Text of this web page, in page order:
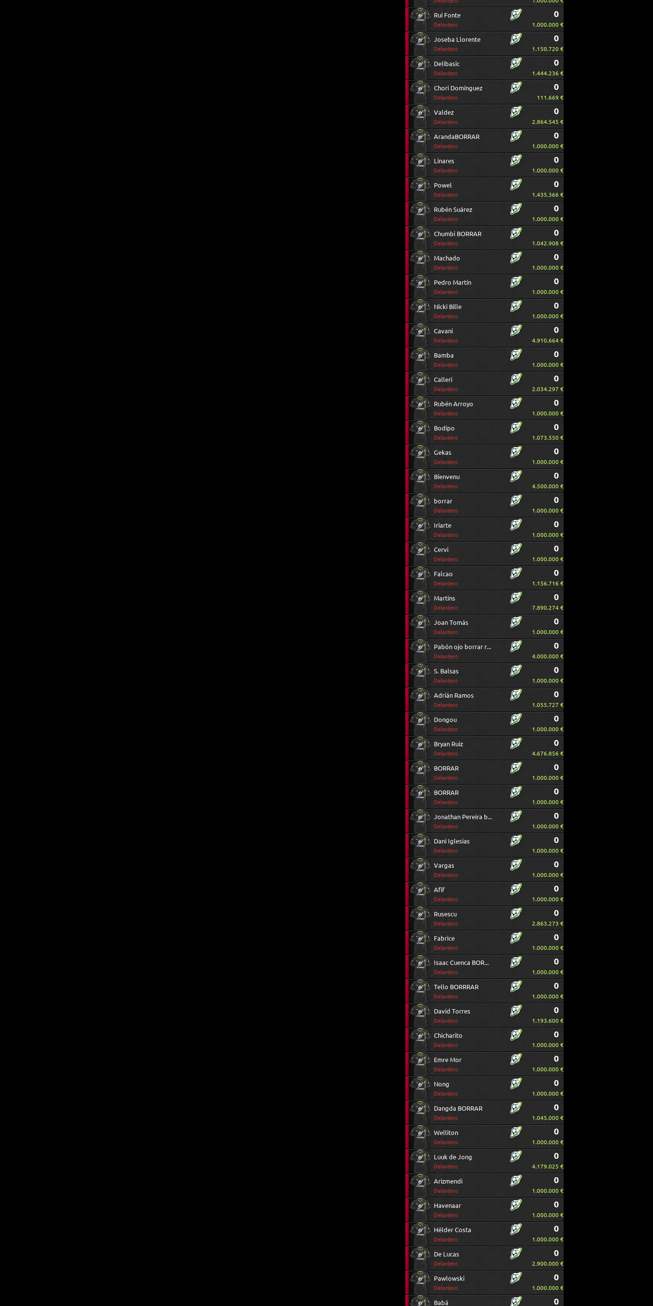
Rui Fonte
Delantero
0
1.000.000 €
Joseba Llorente
Delantero
0
1.150.720 €
Delibasic
Delantero
0
1.444.236 €
Chori Domínguez
Delantero
0
111.669 €
Valdez
Delantero
0
2.864.545 €
ArandaBORRAR
Delantero
0
1.000.000 €
Linares
Delantero
0
1.000.000 €
Powel
Delantero
0
1.435.366 €
Rubén Suárez
Delantero
0
1.000.000 €
Chumbi BORRAR
Delantero
0
1.042.908 €
Machado
Delantero
0
1.000.000 €
Pedro Martín
Delantero
0
1.000.000 €
Nicki Bille
Delantero
0
1.000.000 €
Cavani
Delantero
0
4.910.664 €
Bamba
Delantero
0
1.000.000 €
Calleri
Delantero
0
2.034.297 €
Rubén Arroyo
Delantero
0
1.000.000 €
Bodipo
Delantero
0
1.073.550 €
Gekas
Delantero
0
1.000.000 €
Bienvenu
Delantero
0
4.500.000 €
borrar
Delantero
0
1.000.000 €
Iriarte
Delantero
0
1.000.000 €
Cervi
Delantero
0
1.000.000 €
Falcao
Delantero
0
1.156.716 €
Martins
Delantero
0
7.890.274 €
Joan Tomás
Delantero
0
1.000.000 €
Pabón ojo borrar repetido
Delantero
0
4.000.000 €
S. Balsas
Delantero
0
1.000.000 €
Adrián Ramos
Delantero
0
1.055.727 €
Dongou
Delantero
0
1.000.000 €
Bryan Ruiz
Delantero
0
4.676.856 €
BORRAR
Delantero
0
1.000.000 €
BORRAR
Delantero
0
1.000.000 €
Jonathan Pereira borrar
Delantero
0
1.000.000 €
Dani Iglesias
Delantero
0
1.000.000 €
Vargas
Delantero
0
1.000.000 €
Afif
Delantero
0
1.000.000 €
Rusescu
Delantero
0
2.863.273 €
Fabrice
Delantero
0
1.000.000 €
Isaac Cuenca BORRAR
Delantero
0
1.000.000 €
Tello BORRRAR
Delantero
0
1.000.000 €
David Torres
Delantero
0
1.193.600 €
Chicharito
Delantero
0
1.000.000 €
Emre Mor
Delantero
0
1.000.000 €
Nong
Delantero
0
1.000.000 €
Dangda BORRAR
Delantero
0
1.045.000 €
Welliton
Delantero
0
1.000.000 €
Luuk de Jong
Delantero
0
4.179.025 €
Arizmendi
Delantero
0
1.000.000 €
Havenaar
Delantero
0
1.000.000 €
Hélder Costa
Delantero
0
1.000.000 €
De Lucas
Delantero
0
2.900.000 €
Pawlowski
Delantero
0
1.000.000 €
Babá 0